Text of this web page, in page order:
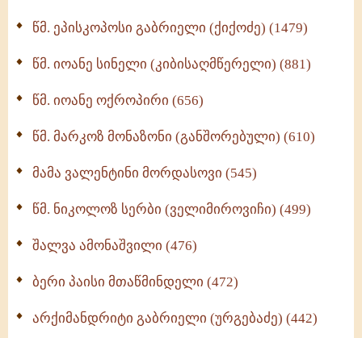
წმ. ეპისკოპოსი გაბრიელი (ქიქოძე) (1479)
წმ. იოანე სინელი (კიბისაღმწერელი) (881)
წმ. იოანე ოქროპირი (656)
წმ. მარკოზ მონაზონი (განშორებული) (610)
მამა ვალენტინი მორდასოვი (545)
წმ. ნიკოლოზ სერბი (ველიმიროვიჩი) (499)
შალვა ამონაშვილი (476)
ბერი პაისი მთაწმინდელი (472)
არქიმანდრიტი გაბრიელი (ურგებაძე) (442)